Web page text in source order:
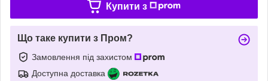
Купити з
Що таке купити з Пром?
Замовлення під захистом
Доступна доставка